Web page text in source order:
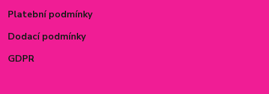
Platební podmínky
Dodací podmínky
GDPR